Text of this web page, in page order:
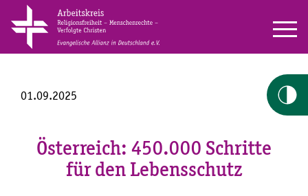
01.09.2025
Österreich: 450.000 Schritte
für den Lebensschutz